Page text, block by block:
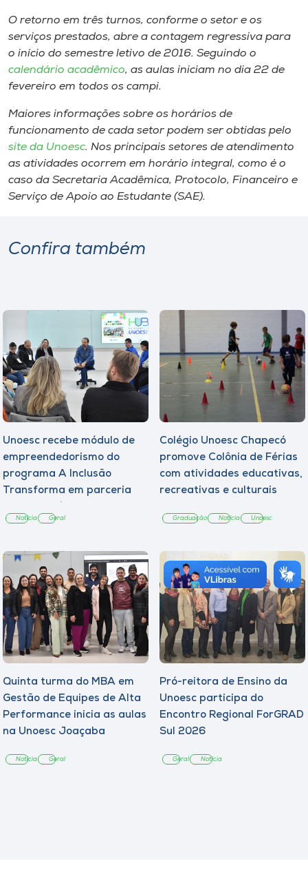
Store
Selecione
O retorno em três turnos, conforme o setor e os
serviços prestados, abre a contagem regressiva para
o início do semestre letivo de 2016. Seguindo o
calendário acadêmico, as aulas iniciam no dia 22 de
fevereiro em todos os campi.
Maiores informações sobre os horários de
funcionamento de cada setor podem ser obtidas pelo
site da Unoesc. Nos principais setores de atendimento
as atividades ocorrem em horário integral, como é o
caso da Secretaria Acadêmica, Protocolo, Financeiro e
Serviço de Apoio ao Estudante (SAE).
Confira também
Unoesc recebe módulo de
empreendedorismo do
programa A Inclusão
Transforma em parceria
Notícia Geral
Colégio Unoesc Chapecó
promove Colônia de Férias
com atividades educativas,
recreativas e culturais
Graduação Notícia Unoesc
Quinta turma do MBA em
Gestão de Equipes de Alta
Performance inicia as aulas
na Unoesc Joaçaba
Notícia Geral
Pró-reitora de Ensino da
Unoesc participa do
Encontro Regional ForGRAD
Sul 2026
Geral Notícia